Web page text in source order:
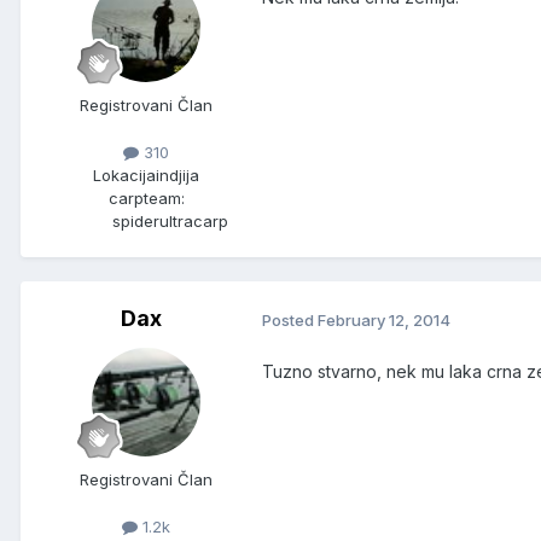
Registrovani Član
310
Lokacijaindjija
carpteam:
spiderultracarp
Dax
Registrovani Član
1.2k
Posted February 12, 2014
Tuzno stvarno, nek mu laka crna